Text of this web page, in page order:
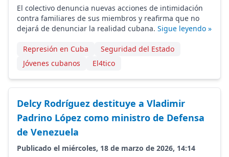
El colectivo denuncia nuevas acciones de intimidación
contra familiares de sus miembros y reafirma que no
dejará de denunciar la realidad cubana. Sigue leyendo »
Represión en Cuba
Seguridad del Estado
Jóvenes cubanos
El4tico
Delcy Rodríguez destituye a Vladimir
Padrino López como ministro de Defensa
de Venezuela
Publicado el miércoles, 18 de marzo de 2026, 14:14